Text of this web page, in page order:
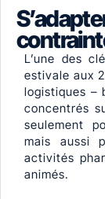
L’une des
estivale aux
logistiques –
concentrés
seulement
mais aussi
activités
animés.